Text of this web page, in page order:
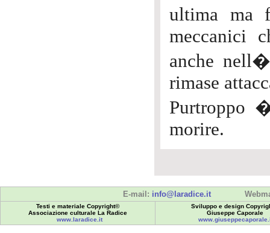
ultima ma
meccanici
anche
rimase
Purtroppo
morire.
E-mail: info@laradice.it
Testi e materiale Copyright©
Associazione culturale La Radice
www.laradice.it
Sviluppo e design
Giuseppe Caporale